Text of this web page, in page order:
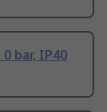
bar, IP40